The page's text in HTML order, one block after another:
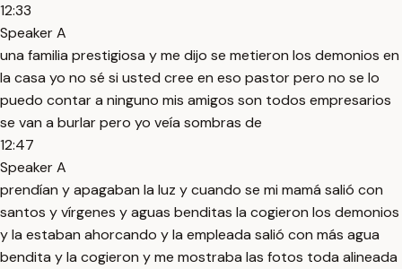
12:33
Speaker A
una familia prestigiosa y me dijo se metieron los demonios en
la casa yo no sé si usted cree en eso pastor pero no se lo
puedo contar a ninguno mis amigos son todos empresarios
se van a burlar pero yo veía sombras de
12:47
Speaker A
prendían y apagaban la luz y cuando se mi mamá salió con
santos y vírgenes y aguas benditas la cogieron los demonios
y la estaban ahorcando y la empleada salió con más agua
bendita y la cogieron y me mostraba las fotos toda alineada